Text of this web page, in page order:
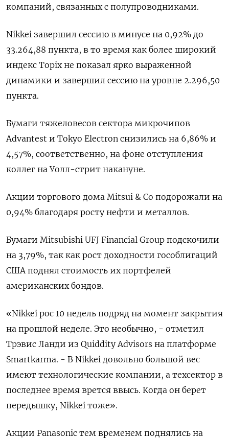
компаний, связанных с полупроводниками.
Nikkei завершил сессию в минусе на 0,92% до
33.264,88 пункта, в то время как более широкий
индекс Topix не показал ярко выраженной
динамики и завершил сессию на уровне 2.296,50
пункта.
Бумаги тяжеловесов сектора микрочипов
Advantest и Tokyo Electron снизились на 6,86% и
4,57%, соответственно, на фоне отступления
коллег на Уолл-стрит накануне.
Акции торгового дома Mitsui & Co подорожали на
0,94% благодаря росту нефти и металлов.
Бумаги Mitsubishi UFJ Financial Group подскочили
на 3,79%, так как рост доходности гособлигаций
США поднял стоимость их портфелей
американских бондов.
«Nikkei рос 10 недель подряд на момент закрытия
на прошлой неделе. Это необычно, - отметил
Трэвис Ланди из Quiddity Advisors на платформе
Smartkarma. - В Nikkei довольно большой вес
имеют технологические компании, а техсектор в
последнее время врется ввысь. Когда он берет
передышку, Nikkei тоже».
Акции Panasonic тем временем поднялись на